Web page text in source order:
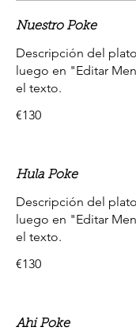
Nuestro Poke
Descripción del
luego en "Editar
el texto.
€130
Hula Poke
Descripción del
luego en "Editar
el texto.
€130
Ahi Poke